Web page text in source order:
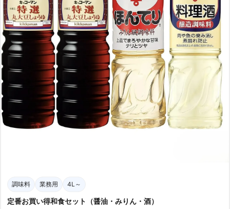
調味料 業務用 4L～
定番お買い得和食セット（醤油・みりん・酒）